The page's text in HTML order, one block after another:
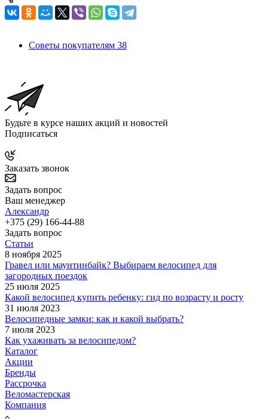
Советы покупателям 38
Будьте в курсе наших акций и новостей
Подписаться
Заказать звонок
Задать вопрос
Ваш менеджер
Александр
+375 (29) 166-44-88
Задать вопрос
Статьи
8 ноября 2025
Гравел или маунтинбайк? Выбираем велосипед для
загородных поездок
25 июля 2025
Какой велосипед купить ребенку: гид по возрасту и росту
31 июля 2023
Велосипедные замки: как и какой выбрать?
7 июля 2023
Как ухаживать за велосипедом?
Каталог
Акции
Бренды
Рассрочка
Веломастерская
Компания